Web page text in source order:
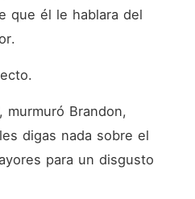
que él le hablara del
murmuró Brandon,
digas nada sobre el
para un disgusto